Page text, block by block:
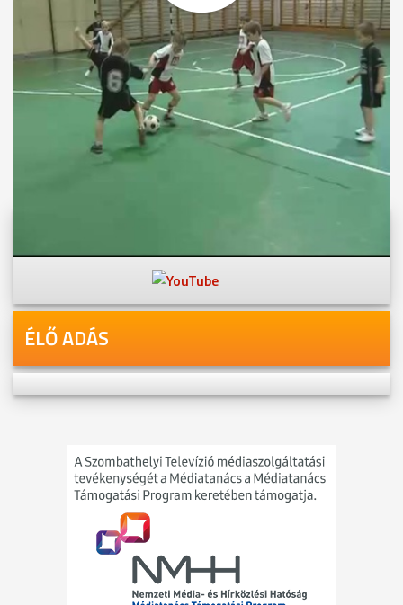
MEGOSZTÁS
Youtube-csatornánkon is!
ÉLŐ ADÁS